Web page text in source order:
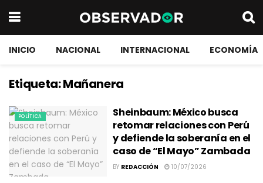
INICIO NACIONAL INTERNACIONAL ECONOMÍA
Etiqueta:Mañanera
POLÍTICA
Sheinbaum: México busca
retomar relaciones con Perú
y defiende la soberanía en el
caso de “El Mayo” Zambada
BY REDACCIÓN 10/07/2026